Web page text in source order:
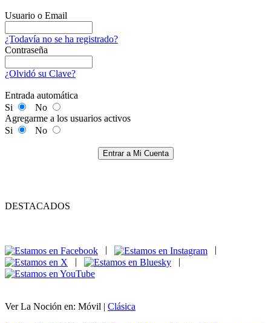
Usuario o Email
¿Todavía no se ha registrado?
Contraseña
¿Olvidó su Clave?
Entrada automática
Si
No
Agregarme a los usuarios activos
Si
No
Entrar a Mi Cuenta
DESTACADOS
|
|
Ver La Noción en: Móvil | Clásica